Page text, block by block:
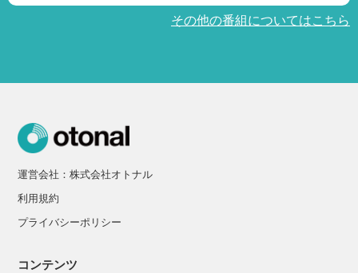
その他の番組についてはこちら
運営会社：株式会社オトナル
利用規約
プライバシーポリシー
コンテンツ